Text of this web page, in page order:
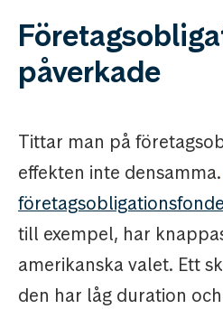
påverkade
Tittar man på
effekten inte densamma.
till exempel, har
amerikanska valet. Ett
den har låg duration